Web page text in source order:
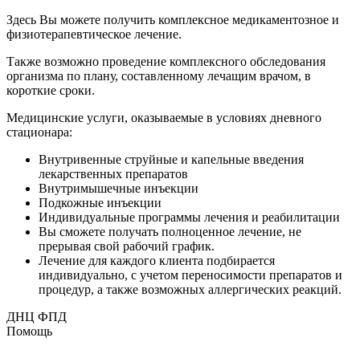
Здесь Вы можете получить комплексное медикаментозное и
физиотерапевтическое лечение.
Также возможно проведение комплексного обследования
организма по плану, составленному лечащим врачом, в
короткие сроки.
Медицинские услуги, оказываемые в условиях дневного
стационара:
Внутривенные струйные и капельные введения
лекарственных препаратов
Внутримышечные инъекции
Подкожные инъекции
Индивидуальные программы лечения и реабилитации
Вы сможете получать полноценное лечение, не
прерывая свой рабочий график.
Лечение для каждого клиента подбирается
индивидуально, с учетом переносимости препаратов и
процедур, а также возможных аллергических реакций.
ДНЦ ФПД
Помощь